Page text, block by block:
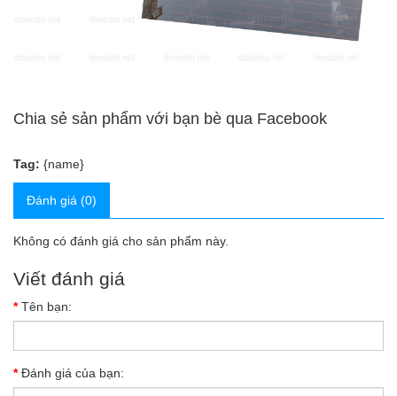
Chia sẻ sản phẩm với bạn bè qua Facebook
Tag: {name}
Đánh giá (0)
Không có đánh giá cho sản phẩm này.
Viết đánh giá
Tên bạn:
Đánh giá của bạn: